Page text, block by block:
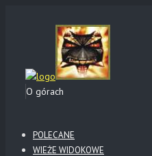
O górach
POLECANE
WIEŻE WIDOKOWE